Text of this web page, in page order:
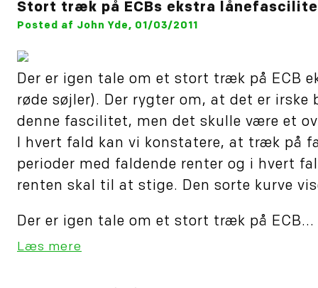
Stort træk på ECBs ekstra
Posted af John Yde, 01/03/2011
Der er igen tale om et stort træk på ECB
røde søjler). Der rygter om, at det er irske
denne fascilitet, men det skulle være et
I hvert fald kan vi konstatere, at træk på
perioder med faldende renter og i hvert
renten skal til at stige. Den sorte kurve
Der er igen tale om et stort træk på ECB...
Læs mere